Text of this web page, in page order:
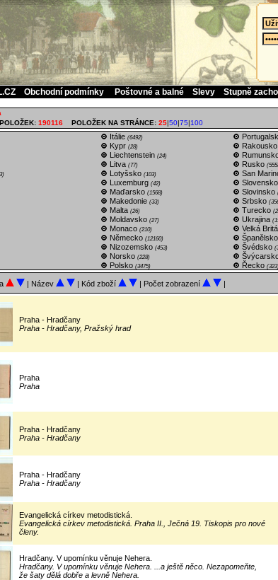
Obchodní podmínky Poštovné a balné Slevy Stupně
190116 POLOŽEK NA STRÁNCE: 25|50|75|100
Itálie (6492)
Kypr (28)
Liechtenstein (24)
Litva (77)
Lotyšsko (103)
Luxemburg (42)
Maďarsko (1568)
Makedonie (33)
Malta (26)
Moldavsko (27)
Monaco (210)
Německo (12160)
Nizozemsko (453)
Norsko (228)
Polsko (3475)
Rakousko
Rusko
San
Slovensko
Slovinsko
Srbsko
Turecko
Ukrajina
Velká
Španělsko
Švédsko
Řecko
| Název | Kód zboží | Počet zobrazení |
Praha - Hradčany
Praha - Hradčany, Pražský hrad
Praha
Praha
Praha - Hradčany
Praha - Hradčany
Praha - Hradčany
Praha - Hradčany
Evangelická církev metodistická.
Evangelická církev metodistická. Praha II., Ječná 19. Tiskopis pro nové
členy.
Hradčany. V upomínku věnuje Nehera.
Hradčany. V upomínku věnuje Nehera. ...a ještě něco. Nezapomeňte,
že šaty dělá dobře a levně Nehera.